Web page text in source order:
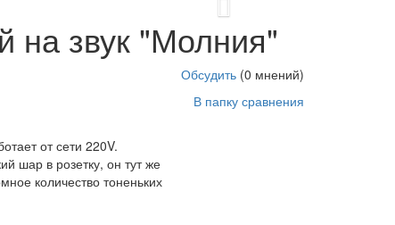
Next
сети 220V. Включив электрический шар в
соприкосновении с шаром тесла в рабочем
несколько более толстых разрядов.
есть функция РЕАКЦИИ НА ЗВУК - молнии
под музыку. Диаметр шара 15см Размер
5 1 2450 USD In
на звук "Молния"
Обсудить (0 мнений)
В папку сравнения
от сети 220V.
шар в розетку, он тут же
количество тоненьких